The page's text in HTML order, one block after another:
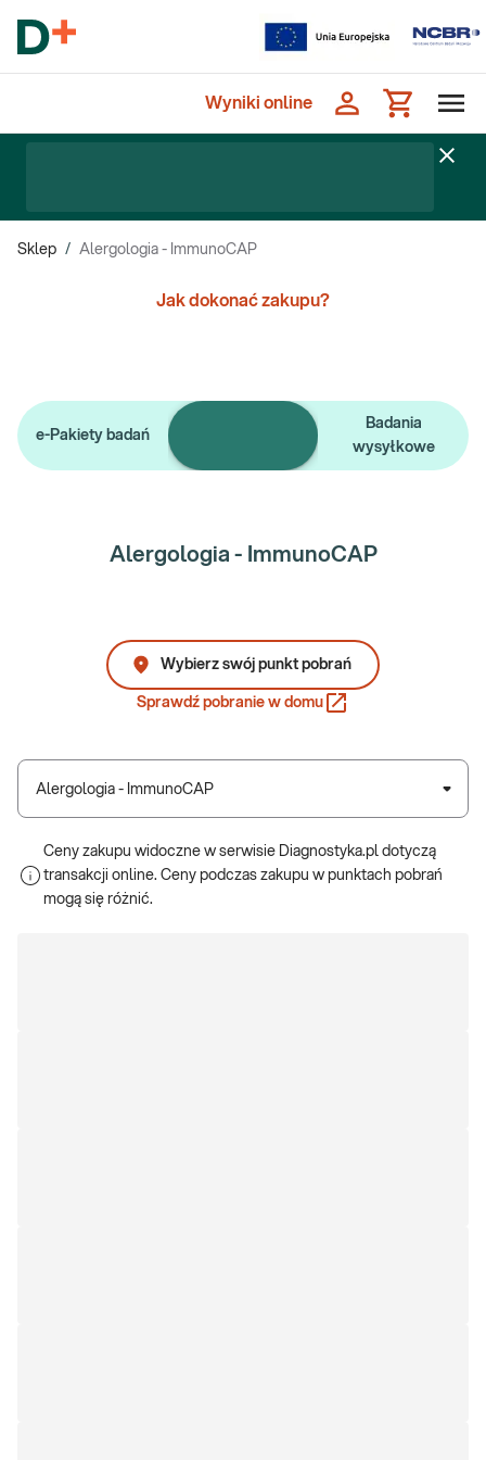
Wyniki online
Sklep / Alergologia - ImmunoCAP
Jak dokonać zakupu?
e-Pakiety badań
Badania
wysyłkowe
Alergologia - ImmunoCAP
Sprawdź pobranie w domu
Wybierz swój punkt pobrań
Alergologia - ImmunoCAP
Ceny zakupu widoczne w serwisie Diagnostyka.pl dotyczą
transakcji online. Ceny podczas zakupu w punktach pobrań
mogą się różnić.